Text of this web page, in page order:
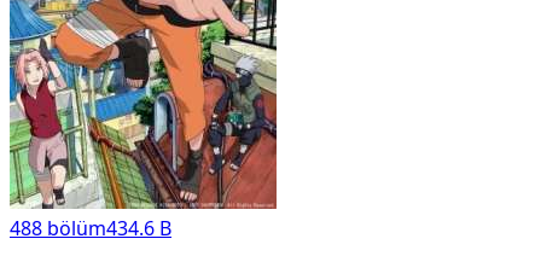
488 bölüm434.6 B